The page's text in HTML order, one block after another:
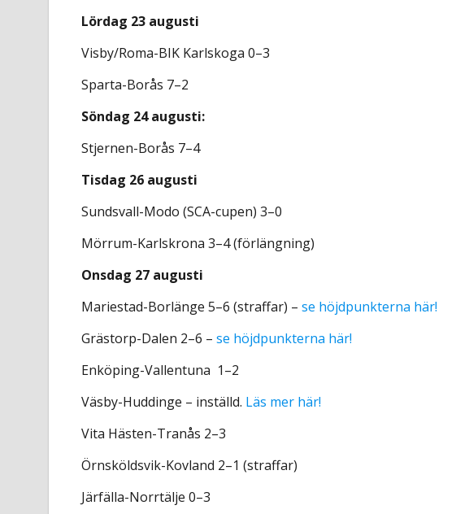
Lördag 23 augusti
Visby/Roma-BIK Karlskoga 0–3
Sparta-Borås 7–2
Söndag 24 augusti:
Stjernen-Borås 7–4
Tisdag 26 augusti
Sundsvall-Modo (SCA-cupen) 3–0
Mörrum-Karlskrona 3–4 (förlängning)
Onsdag 27 augusti
Mariestad-Borlänge 5–6 (straffar) –se höjdpunkterna här!
Grästorp-Dalen 2–6 –se höjdpunkterna här!
Enköping-Vallentuna 1–2
Väsby-Huddinge – inställd. Läs mer här!
Vita Hästen-Tranås 2–3
Örnsköldsvik-Kovland 2–1 (straffar)
Järfälla-Norrtälje 0–3